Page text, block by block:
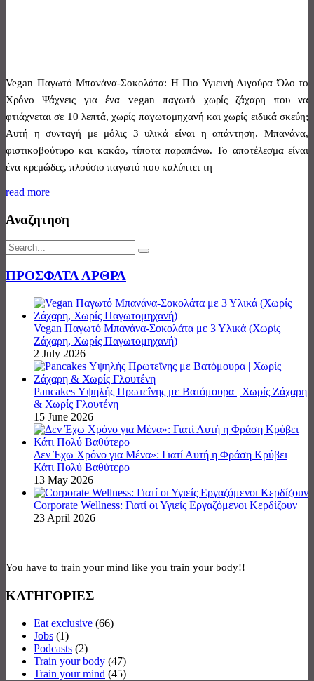
Vegan Παγωτό Μπανάνα-Σοκολάτα: Η Πιο Υγιεινή Λιγούρα Όλο το
Χρόνο Ψάχνεις για ένα vegan παγωτό χωρίς ζάχαρη που να
φτιάχνεται σε 10 λεπτά, χωρίς παγωτομηχανή και χωρίς ειδικά σκεύη;
Αυτή η συνταγή με μόλις 3 υλικά είναι η απάντηση. Μπανάνα,
φιστικοβούτυρο και κακάο, τίποτα παραπάνω. Το αποτέλεσμα είναι
ένα κρεμώδες, πλούσιο παγωτό που καλύπτει τη
read more
Αναζητηση
ΠΡΟΣΦΑΤΑ ΑΡΘΡΑ
Vegan Παγωτό Μπανάνα-Σοκολάτα με 3 Υλικά (Χωρίς
Ζάχαρη, Χωρίς Παγωτομηχανή)
2 July 2026
Pancakes Υψηλής Πρωτεΐνης με Βατόμουρα | Χωρίς Ζάχαρη
& Χωρίς Γλουτένη
15 June 2026
Δεν Έχω Χρόνο για Μένα»: Γιατί Αυτή η Φράση Κρύβει
Κάτι Πολύ Βαθύτερο
13 May 2026
Corporate Wellness: Γιατί οι Υγιείς Εργαζόμενοι Κερδίζουν
23 April 2026
You have to train your mind like you train your body!!
ΚΑΤΗΓΟΡΙΕΣ
Eat exclusive (66)
Jobs (1)
Podcasts (2)
Train your body (47)
Train your mind (45)